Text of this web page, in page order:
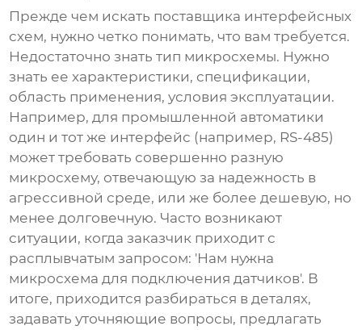
Прежде чем искать поставщика интерфейсных
схем, нужно четко понимать, что вам требуется.
Недостаточно знать тип микросхемы. Нужно
знать ее характеристики, спецификации,
область применения, условия эксплуатации.
Например, для промышленной автоматики
один и тот же интерфейс (например, RS-485)
может требовать совершенно разную
микросхему, отвечающую за надежность в
агрессивной среде, или же более дешевую, но
менее долговечную. Часто возникают
ситуации, когда заказчик приходит с
расплывчатым запросом: 'Нам нужна
микросхема для подключения датчиков'. В
итоге, приходится разбираться в деталях,
задавать уточняющие вопросы, предлагать